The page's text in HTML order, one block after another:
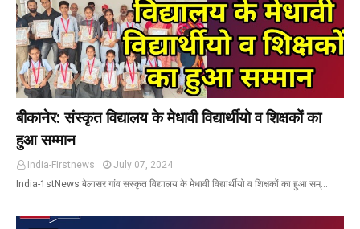
बीकानेर: संस्कृत विद्यालय के मेधावी विद्यार्थीयो व शिक्षकों का
हुआ सम्मान
India-Firstnews
July 07, 2024
India-1stNews बेलासर गांव सस्कृत विद्यालय के मेधावी विद्यार्थीयो व शिक्षकों का हुआ सम्…